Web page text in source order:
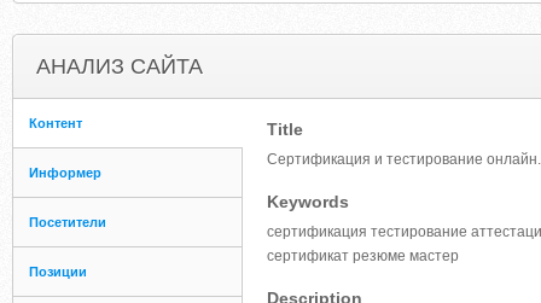
АНАЛИЗ САЙТА
Контент
Информер
Посетители
Позиции
Title
Сертификация и тестирование
Keywords
сертификация тестирование
сертификат резюме мастер
Description